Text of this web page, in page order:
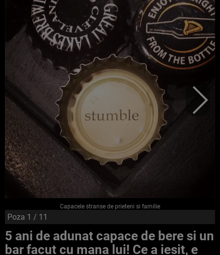
Capacele stranse de prieteni si familie
Poza 1 / 11
5 ani de adunat capace de bere si un
bar facut cu mana lui! Ce a iesit, e